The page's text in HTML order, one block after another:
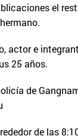
el
actor e
25 años.
de
de las